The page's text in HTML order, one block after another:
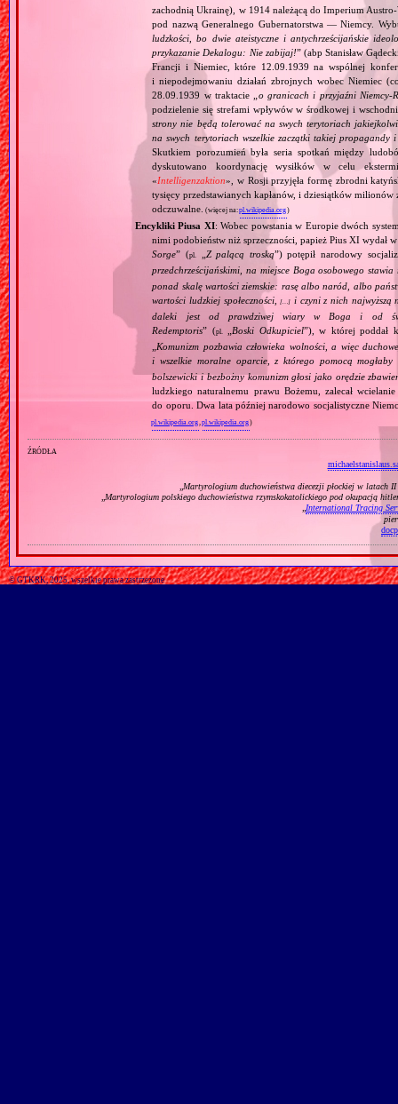
zachodnią Ukrainę), w 1914 należącą do Imperium
pod nazwą Generalnego Gubernatorstwa — Niemcy.
ludzkości, bo dwie ateistyczne i antychrześcijańskie
przykazanie Dekalogu: Nie zabijaj!” (abp Stanisław
Francji i Niemiec, które 12.09.1939 na wspólnej
i niepodejmowaniu działań zbrojnych wobec Niemiec
28.09.1939 w traktacie „ o granicach i przyjaźni
podzielenie się strefami wpływów w środkowej i
strony nie będą tolerować na swych terytoriach
na swych terytoriach wszelkie zaczątki takiej
Skutkiem porozumień była seria spotkań między
dyskutowano koordynację wysiłków w celu
«Intelligenzaktion», w Rosji przyjęła formę zbrodni
tysięcy przedstawianych kapłanów, i dziesiątków
odczuwalne. (więcej na:pl.wikipedia.org)
Encykliki Piusa XI: Wobec powstania w Europie dwóch
nimi podobieństw niż sprzeczności, papież Pius XI
Sorge” (pl. Z palącą troską”) potępił narodowy
przedchrześcijańskimi, na miejsce Boga osobowego
ponad skalę wartości ziemskie: rasę albo naród, albo
wartości ludzkiej społeczności,[…] i czyni z nich najwyższą
daleki jest od prawdziwej wiary w Boga i od
Redemptoris” (pl. Boski Odkupiciel”), w której poddał
Komunizm pozbawia człowieka wolności, a więc
i wszelkie moralne oparcie, z którego pomocą
bolszewicki i bezbożny komunizm głosi jako orędzie
ludzkiego naturalnemu prawu Bożemu, zalecał
do oporu. Dwa lata później narodowo socjalistyczne
pl.wikipedia.org,pl.wikipedia.org)
źródła
Martyrologium duchowieństwa diecezji płockiej w latach
Martyrologium polskiego duchowieństwa rzymskokatolickiego pod okupacją
International Tracing
© GTKRK, 2025, wszelkie prawa zastrzeżone